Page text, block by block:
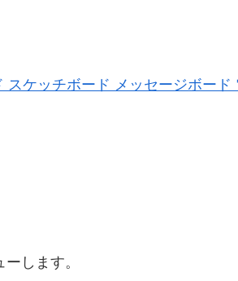
ケッチボード メッセージボード
します。